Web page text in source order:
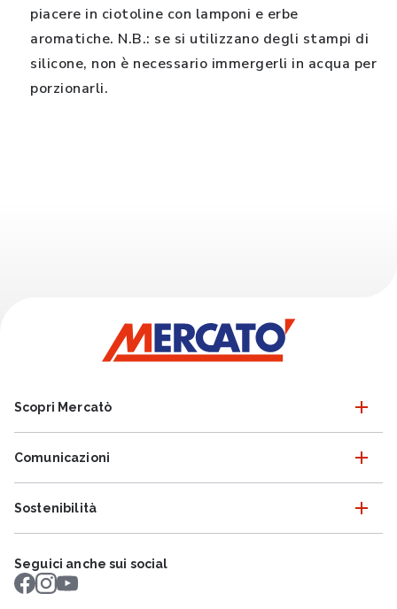
piacere in ciotoline con lamponi e erbe
aromatiche. N.B.: se si utilizzano degli stampi di
silicone, non è necessario immergerli in acqua per
porzionarli.
Scopri Mercatò
Comunicazioni
Sostenibilità
Seguici anche sui social